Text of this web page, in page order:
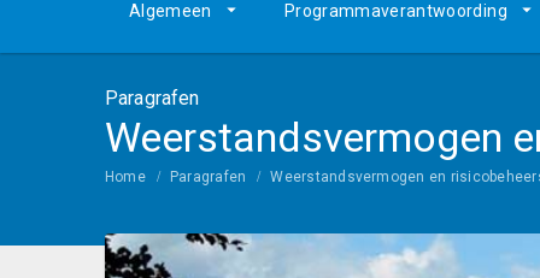
Algemeen Programmaverantwoording
Paragrafen
Weerstandsvermogen
Home Paragrafen Weerstandsvermogen en